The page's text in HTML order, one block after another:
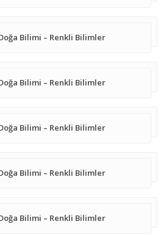
Bilimi – Renkli Bilimler
Bilimi – Renkli Bilimler
Bilimi – Renkli Bilimler
Bilimi – Renkli Bilimler
Bilimi – Renkli Bilimler